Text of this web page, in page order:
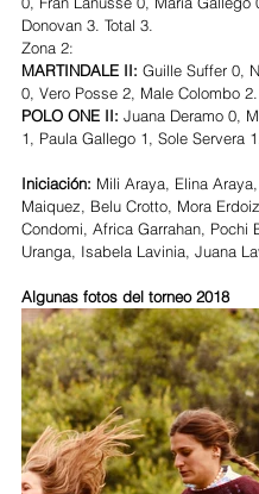
Donovan 3. Total 3.
Zona 2:
MARTINDALE II: Guille Suffer 0,
0, Vero Posse 2, Male Colombo 2.
POLO ONE II: Juana Deramo 0,
1, Paula Gallego 1, Sole Servera
Iniciación: Mili Araya, Elina
Maiquez, Belu Crotto, Mora
Condomi, Africa Garrahan, Pochi
Uranga, Isabela Lavinia, Juana
Algunas fotos del torneo 2018